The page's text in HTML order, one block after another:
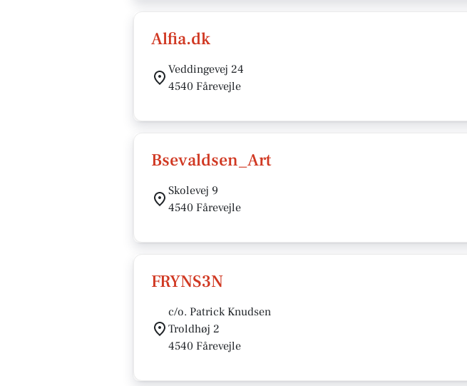
Alfia.dk
Veddingevej 24
4540 Fårevejle
Bsevaldsen_Art
Skolevej 9
4540 Fårevejle
FRYNS3N
c/o. Patrick Knudsen
Troldhøj 2
4540 Fårevejle